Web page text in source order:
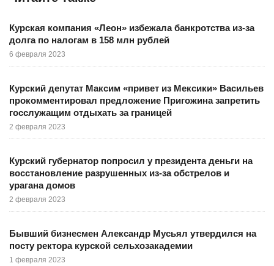
Курская компания «Леон» избежала банкротства из-за
долга по налогам в 158 млн рублей
6 февраля 2023
Курский депутат Максим «привет из Мексики» Васильев
прокомментировал предложение Пригожина запретить
госслужащим отдыхать за границей
2 февраля 2023
Курский губернатор попросил у президента деньги на
восстановление разрушенных из-за обстрелов и
урагана домов
2 февраля 2023
Бывший бизнесмен Александр Мусьял утвердился на
посту ректора курской сельхозакадемии
1 февраля 2023